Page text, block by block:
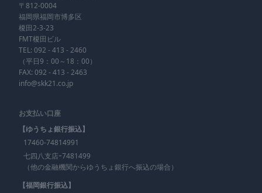
〒812-0004
福岡県福岡市博多区
榎田2-3-23
FMT榎田ビル
TEL: 092 - 413 - 2460
（平日9：00～18：00）
FAX: 092 - 413 - 2463
info@skk21.co.jp
お支払い口座
【ゆうちょ銀行振込】
17460-74814991
七四八支店ｰ7481499
（他の金融機関からゆうちょ銀行へ振込の場合）
【福岡銀行振込】